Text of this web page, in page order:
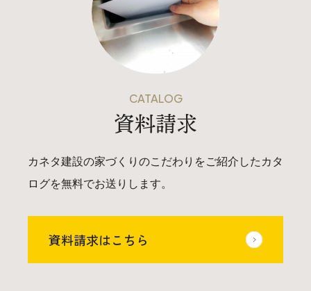
0120-696-711 (フリーダイヤル)
CATALOG
資料請求
カネタ建設の家づくりのこだわりをご紹介したカタ
ログを無料でお送りします。
資料請求はこちら